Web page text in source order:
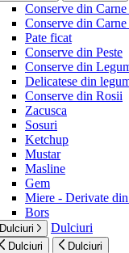
Conserve din Carne
Conserve din
Pate ficat
Conserve din Peste
Conserve din
Delicatese din
Conserve din Rosii
Zacusca
Sosuri
Ketchup
Mustar
Masline
Gem
Miere - Derivate
Bors
Dulciuri Dulciuri
Dulciuri Dulciuri